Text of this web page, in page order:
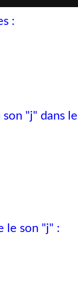
:
"j" dans
le son "j" :